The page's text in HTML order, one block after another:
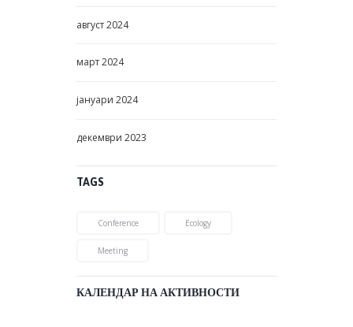
август2024
март2024
јануари 2024
декември 2023
TAGS
Conference Ecology
Meeting
КАЛЕНДАР НА АКТИВНОСТИ